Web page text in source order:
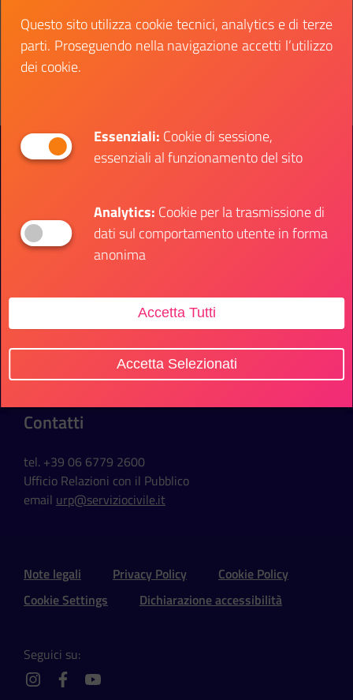
Data fine:
19 novembre 2023
Il link ti porterà ad avere maggiori dettagli su:
Vai al bando
Presidenza del Consiglio dei Ministri
Dipartimento per le Politiche Giovanili e il
Contatti
Via della Ferratella in Laterano, 51
00184 Roma - Italia
Contatti
tel. +39 06 6779 2600
Ufficio Relazioni con il Pubblico
email urp@serviziocivile.it
Sezione Link Utili e Social
Note legali Privacy Policy
Cookie Policy
Cookie Settings
Dichiarazione accessibilità
Seguici su:
instagramfacebookyoutube
Questo sito utilizza cookie tecnici, analytics e di terze
parti. Proseguendo nella navigazione accetti l’utilizzo
dei cookie.
Essenziali: Cookie di sessione,
essenziali al funzionamento del sito
Analytics: Cookie per la trasmissione di
dati sul comportamento utente in forma
anonima
Accetta Tutti
Accetta Selezionati